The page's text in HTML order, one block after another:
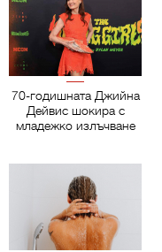
70-годишната Джийна
Дейвис шокира с
младежко излъчване